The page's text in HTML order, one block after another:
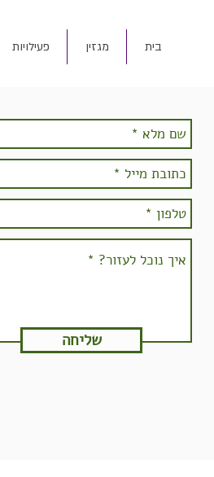
בית מגזין פעילויות
שליחה